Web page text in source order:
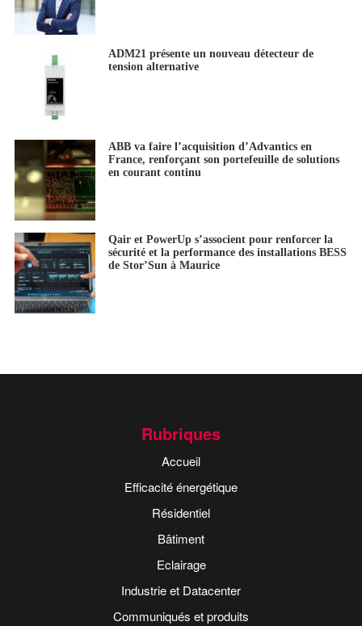
ADM21 présente un nouveau détecteur de
tension alternative
ABB va faire l’acquisition d’Advantics en
France, renforçant son portefeuille de solutions
en courant continu
Qair et PowerUp s’associent pour renforcer la
sécurité et la performance des installations BESS
de Stor’Sun à Maurice
Rubriques
Accueil
Efficacité énergétique
Résidentiel
Bâtiment
Eclairage
Industrie et Datacenter
Communiqués et produits